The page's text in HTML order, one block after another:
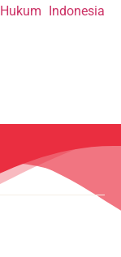
Indonesia